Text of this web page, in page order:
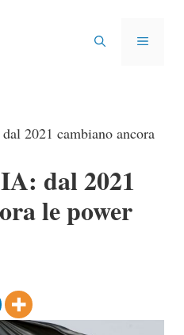
MENU
2021 cambiano ancora
dal 2021
le power